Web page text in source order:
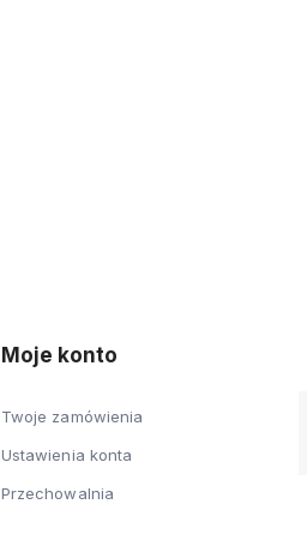
Moje konto
Twoje zamówienia
Ustawienia konta
Przechowalnia